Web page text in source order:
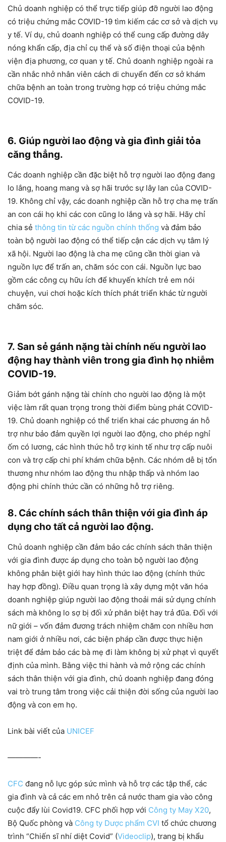
Chủ doanh nghiệp có thể trực tiếp giúp đỡ người lao động
có triệu chứng mắc COVID-19 tìm kiếm các cơ sở và dịch vụ
y tế. Ví dụ, chủ doanh nghiệp có thể cung cấp đường dây
nóng khẩn cấp, địa chỉ cụ thể và số điện thoại của bệnh
viện địa phương, cơ quan y tế. Chủ doanh nghiệp ngoài ra
cần nhắc nhở nhân viên cách di chuyển đến cơ sở khám
chữa bệnh an toàn trong trường hợp có triệu chứng mắc
COVID-19.
6. Giúp người lao động và gia đình giải tỏa
căng thẳng.
Các doanh nghiệp cần đặc biệt hỗ trợ người lao động đang
lo lắng, hoang mang và sợ hãi trước sự lây lan của COVID-
19. Không chỉ vậy, các doanh nghiệp cần hỗ trợ cha mẹ trấn
an con cái họ khi các con cũng lo lắng và sợ hãi. Hãy chỉ
chia sẻ thông tin từ các nguồn chính thống và đảm bảo
toàn bộ người lao động có thể tiếp cận các dịch vụ tâm lý
xã hội. Người lao động là cha mẹ cũng cần thời gian và
nguồn lực để trấn an, chăm sóc con cái. Nguồn lực bao
gồm các công cụ hữu ích để khuyến khích trẻ em nói
chuyện, vui chơi hoặc kích thích phát triển khác từ người
chăm sóc.
7. San sẻ gánh nặng tài chính nếu người lao
động hay thành viên trong gia đình họ nhiễm
COVID-19.
Giảm bớt gánh nặng tài chính cho người lao động là một
việc làm rất quan trọng trong thời điểm bùng phát COVID-
19. Chủ doanh nghiệp có thể triển khai các phương án hỗ
trợ như bảo đảm quyền lợi người lao động, cho phép nghỉ
ốm có lương, các hình thức hỗ trợ kinh tế như trợ cấp nuôi
con và trợ cấp chi phí khám chữa bệnh. Các nhóm dễ bị tổn
thương như nhóm lao động thu nhập thấp và nhóm lao
động phi chính thức cần có những hỗ trợ riêng.
8. Các chính sách thân thiện với gia đình áp
dụng cho tất cả người lao động.
Chủ doanh nghiệp cần đảm bảo các chính sách thân thiện
với gia đình được áp dụng cho toàn bộ người lao động
không phân biệt giới hay hình thức lao động (chính thức
hay hợp đồng). Điều quan trọng là xây dựng một văn hóa
doanh nghiệp giúp người lao động thoải mái sử dụng chính
sách mà không lo sợ bị đối xử phân biệt hay trả đũa. Đối với
nữ giới – vốn đảm đương trách nhiệm chăm con nhiều hơn
nam giới ở nhiều nơi, các biện pháp cần được thực hiện
triệt để đảm bảo các bà mẹ đi làm không bị xử phạt vì quyết
định của mình. Bằng việc thi hành và mở rộng các chính
sách thân thiện với gia đình, chủ doanh nghiệp đang đóng
vai trò trung tâm trong việc cải thiện đời sống của người lao
động và con em họ.
Link bài viết của UNICEF
————-
CFC đang nỗ lực góp sức mình và hỗ trợ các tập thể, các
gia đình và cả các em nhỏ trên cả nước tham gia vào công
cuộc đẩy lùi Covid19. CFC phối hợp với Công ty May X20,
Bộ Quốc phòng và Công ty Dược phẩm CVI tổ chức chương
trình “Chiến sĩ nhí diệt Covid” (Videoclip), trang bị khẩu